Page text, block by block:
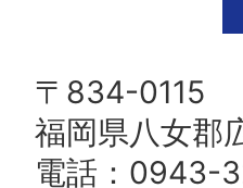
〒834-0115
福岡県八女郡
電話：0943-